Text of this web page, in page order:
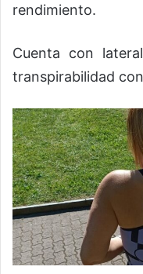
rendimiento.
Cuenta con
transpirabilidad con